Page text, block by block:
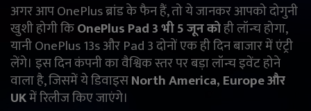
अगर आप OnePlus ब्रांड के फैन हैं, तो ये जानकर आपको दोगुनी
खुशी होगी किOnePlus Pad 3 भी 5 जून कोही लॉन्च होगा,
यानी OnePlus 13s और Pad 3 दोनों एक ही दिन बाजार में एंट्री
लेंगे। इस दिन कंपनी का वैश्विक स्तर पर बड़ा लॉन्च इवेंट होने
वाला है, जिसमें ये डिवाइसNorth America, Europe और
UKमें रिलीज किए जाएंगे।